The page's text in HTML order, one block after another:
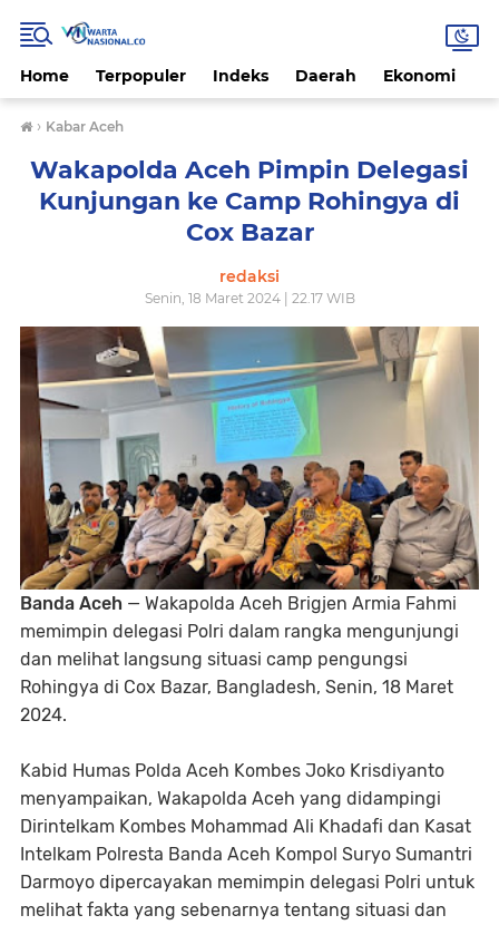
Home Terpopuler Indeks Daerah Ekonomi
› Kabar Aceh
Wakapolda Aceh Pimpin Delegasi
Kunjungan ke Camp Rohingya di
Cox Bazar
redaksi
Senin, 18 Maret 2024 | 22.17 WIB
Banda Aceh — Wakapolda Aceh Brigjen Armia Fahmi
memimpin delegasi Polri dalam rangka mengunjungi
dan melihat langsung situasi camp pengungsi
Rohingya di Cox Bazar, Bangladesh, Senin, 18 Maret
2024.
Kabid Humas Polda Aceh Kombes Joko Krisdiyanto
menyampaikan, Wakapolda Aceh yang didampingi
Dirintelkam Kombes Mohammad Ali Khadafi dan Kasat
Intelkam Polresta Banda Aceh Kompol Suryo Sumantri
Darmoyo dipercayakan memimpin delegasi Polri untuk
melihat fakta yang sebenarnya tentang situasi dan